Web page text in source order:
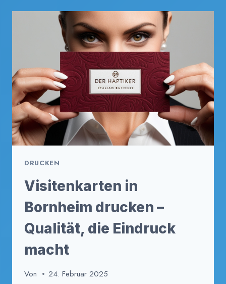
FÜR
MEHR
OFFLINE-
ZEIT
DRUCKEN
Visitenkarten in
Bornheim drucken –
Qualität, die Eindruck
macht
Von 24. Februar 2025